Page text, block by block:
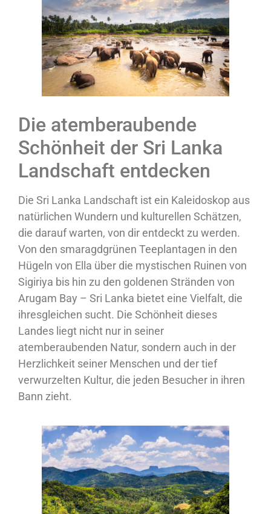
Die atemberaubende
Schönheit der Sri Lanka
Landschaft entdecken
Die Sri Lanka Landschaft ist ein Kaleidoskop aus
natürlichen Wundern und kulturellen Schätzen,
die darauf warten, von dir entdeckt zu werden.
Von den smaragdgrünen Teeplantagen in den
Hügeln von Ella über die mystischen Ruinen von
Sigiriya bis hin zu den goldenen Stränden von
Arugam Bay – Sri Lanka bietet eine Vielfalt, die
ihresgleichen sucht. Die Schönheit dieses
Landes liegt nicht nur in seiner
atemberaubenden Natur, sondern auch in der
Herzlichkeit seiner Menschen und der tief
verwurzelten Kultur, die jeden Besucher in ihren
Bann zieht.